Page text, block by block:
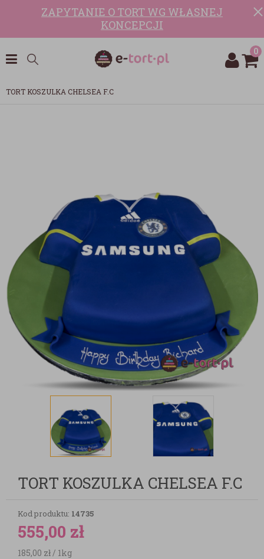
ZAPYTANIE O TORT WG WŁASNEJ
KONCEPCJI
0
TORT KOSZULKA CHELSEA F.C
TORT KOSZULKA CHELSEA F.C
Kod produktu: 14735
555,00 zł
185,00 zł/ 1kg